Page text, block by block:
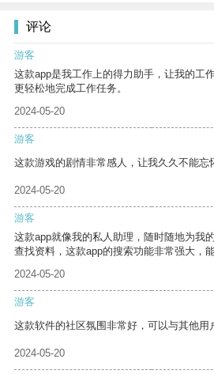
评论
游客
这款app是我工作上的得力助手，让我的工
更轻松地完成工作任务。
2024-05-20
游客
这款游戏的剧情非常感人，让我久久不能忘
2024-05-20
游客
这款app就像我的私人助理，随时随地为我
查找资料，这款app的搜索功能非常强大，
2024-05-20
游客
这款软件的社区氛围非常好，可以与其他用
2024-05-20